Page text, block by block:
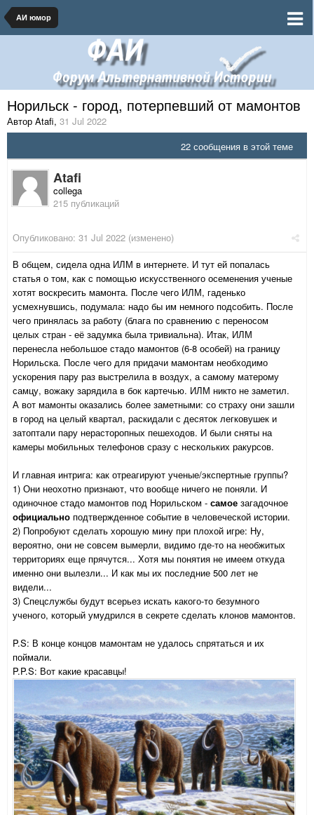
АИ юмор
Норильск - город, потерпевший от мамонтов
Автор Atafi, 31 Jul 2022
22 сообщения в этой теме
Atafi
collega
215 публикаций
Опубликовано: 31 Jul 2022 (изменено)
В общем, сидела одна ИЛМ в интернете. И тут ей попалась
статья о том, как с помощью искусственного осеменения ученые
хотят воскресить мамонта. После чего ИЛМ, гаденько
усмехнувшись, подумала: надо бы им немного подсобить. После
чего принялась за работу (блага по сравнению с переносом
целых стран - её задумка была тривиальна). Итак, ИЛМ
перенесла небольшое стадо мамонтов (6-8 особей) на границу
Норильска. После чего для придачи мамонтам необходимо
ускорения пару раз выстрелила в воздух, а самому матерому
самцу, вожаку зарядила в бок картечью. ИЛМ никто не заметил.
А вот мамонты оказались более заметными: со страху они зашли
в город на целый квартал, раскидали с десяток легковушек и
затоптали пару нерасторопных пешеходов. И были сняты на
камеры мобильных телефонов сразу с нескольких ракурсов.
И главная интрига: как отреагируют ученые/экспертные группы?
1) Они неохотно признают, что вообще ничего не поняли. И
одиночное стадо мамонтов под Норильском - самое загадочное
официально подтвержденное событие в человеческой истории.
2) Попробуют сделать хорошую мину при плохой игре: Ну,
вероятно, они не совсем вымерли, видимо где-то на необжитых
территориях еще прячутся... Хотя мы понятия не имеем откуда
именно они вылезли... И как мы их последние 500 лет не
видели...
3) Спецслужбы будут всерьез искать какого-то безумного
ученого, который умудрился в секрете сделать клонов мамонтов.
P.S: В конце концов мамонтам не удалось спрятаться и их
поймали.
P.P.S: Вот какие красавцы!